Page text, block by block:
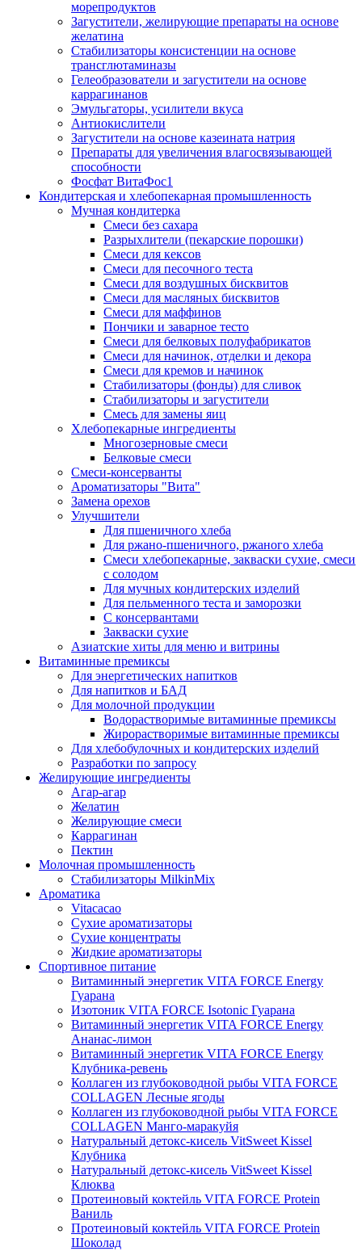
морепродуктов
Загустители, желирующие препараты на основе
желатина
Стабилизаторы консистенции на основе
трансглютаминазы
Гелеобразователи и загустители на основе
каррагинанов
Эмульгаторы, усилители вкуса
Антиокислители
Загустители на основе казеината натрия
Препараты для увеличения влагосвязывающей
способности
Фосфат ВитаФос1
Кондитерская и хлебопекарная промышленность
Мучная кондитерка
Смеси без сахара
Разрыхлители (пекарские порошки)
Смеси для кексов
Смеси для песочного теста
Смеси для воздушных бисквитов
Смеси для масляных бисквитов
Смеси для маффинов
Пончики и заварное тесто
Cмеси для белковых полуфабрикатов
Смеси для начинок, отделки и декора
Смеси для кремов и начинок
Стабилизаторы (фонды) для сливок
Стабилизаторы и загустители
Смесь для замены яиц
Хлебопекарные ингредиенты
Многозерновые смеси
Белковые смеси
Смеси-консерванты
Ароматизаторы "Вита"
Замена орехов
Улучшители
Для пшеничного хлеба
Для ржано-пшеничного, ржаного хлеба
Смеси хлебопекарные, закваски сухие, смеси
с солодом
Для мучных кондитерских изделий
Для пельменного теста и заморозки
С консервантами
Закваски сухие
Азиатские хиты для меню и витрины
Витаминные премиксы
Для энергетических напитков
Для напитков и БАД
Для молочной продукции
Водорастворимые витаминные премиксы
Жирорастворимые витаминные премиксы
Для хлебобулочных и кондитерских изделий
Разработки по запросу
Желирующие ингредиенты
Агар-агар
Желатин
Желирующие смеси
Каррагинан
Пектин
Молочная промышленность
Стабилизаторы MilkinMix
Ароматика
Vitacacao
Сухие ароматизаторы
Сухие концентраты
Жидкие ароматизаторы
Спортивное питание
Витаминный энергетик VITA FORCE Energy
Гуарана
Изотоник VITA FORCE Isotonic Гуарана
Витаминный энергетик VITA FORCE Energy
Ананас-лимон
Витаминный энергетик VITA FORCE Energy
Клубника-ревень
Коллаген из глубоководной рыбы VITA FORCE
COLLAGEN Лесные ягоды
Коллаген из глубоководной рыбы VITA FORCE
COLLAGEN Манго-маракуйя
Натуральный детокс-кисель VitSweet Kissel
Клубника
Натуральный детокс-кисель VitSweet Kissel
Клюква
Протеиновый коктейль VITA FORCE Protein
Ваниль
Протеиновый коктейль VITA FORCE Protein
Шоколад